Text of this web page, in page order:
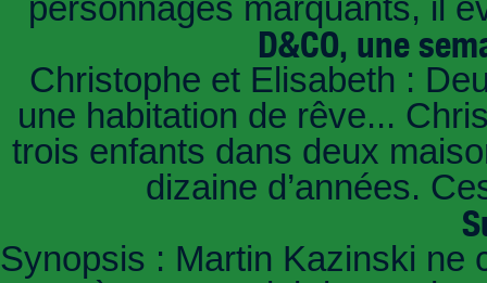
personnages marquants, il
D&CO, une
Christophe et Elisabeth :
une habitation de rêve...
trois enfants dans deux
dizaine d’années.
Synopsis : Martin Kazinski ne